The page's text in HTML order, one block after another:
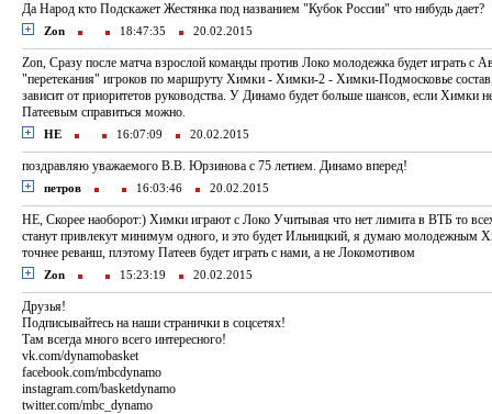
Да Народ кто Подскажет Жестянка под названием "Кубок России" что нибудь дает?
Zon 18:47:35 20.02.2015
Zon, Сразу после матча взрослой команды против Локо молодежка будет играть с
"перетекания" игроков по маршруту Химки - Химки-2 - Химки-Подмосковье
зависит от приоритетов руководства. У Динамо будет больше шансов, если Химки
Патеевым справиться можно.
НЕ 16:07:09 20.02.2015
поздравляю уважаемого В.В. Юрзинова с 75 летием. Динамо вперед!
петров 16:03:46 20.02.2015
НЕ, Скорее наоборот:) Химки играют с Локо Учитывая что нет лимита в ВТБ то
станут привлекут минимум одного, и это будет Ильницкий, я думаю молодежным
точнее реванш, плэтому Патеев будет играть с нами, а не Локомотивом
Zon 15:23:19 20.02.2015
Друзья!
Подписывайтесь на наши странички в соцсетях!
Там всегда много всего интересного!
vk.com/dynamobasket
facebook.com/mbcdynamo
instagram.com/basketdynamo
twitter.com/mbc_dynamo